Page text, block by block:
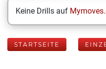
Keine Drills auf
STARTSEITE